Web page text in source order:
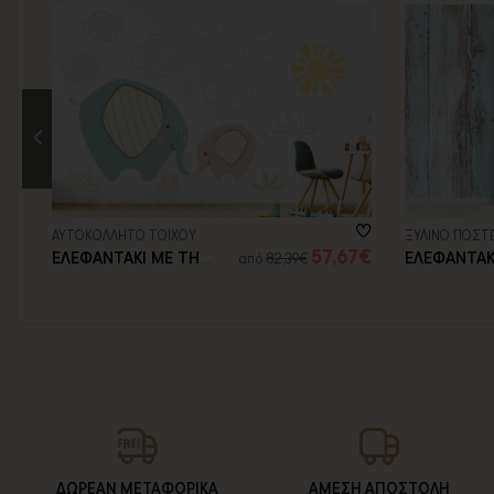
ΑΥΤΟΚΟΛΛΗΤΟ ΤΟΙΧΟΥ
ΕΛΕΦΑΝΤΑΚΙ ΜΕ ΤΗ
από82,39€ 57,67€
ΞΥΛΙΝΟ
ΔΩΡΕΑΝ ΜΕΤΑΦΟΡΙΚΑ ΑΜΕΣΗ ΑΠΟΣΤΟΛΗ